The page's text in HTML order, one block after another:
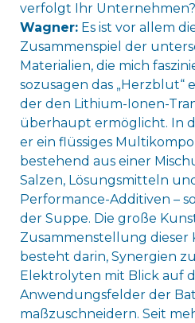
verfolgt Ihr Unternehmen?
Wagner:Es ist vor allem
Zusammenspiel der
Materialien, die mich
sozusagen das „Herzblut“
der den Lithium-Ionen-
überhaupt ermöglicht. In
er ein flüssiges
bestehend aus einer
Salzen, Lösungsmitteln
Performance-Additiven –
der Suppe. Die große
Zusammenstellung dieser
besteht darin, Synergien
Elektrolyten mit Blick auf
Anwendungsfelder der
maßzuschneidern. Seit